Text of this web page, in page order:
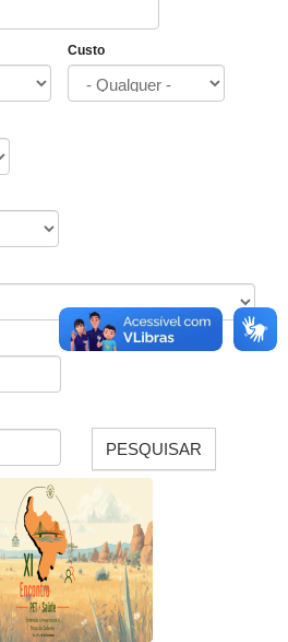
Custo
PESQUISAR